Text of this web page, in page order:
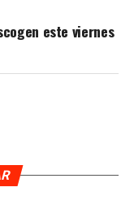
este viernes